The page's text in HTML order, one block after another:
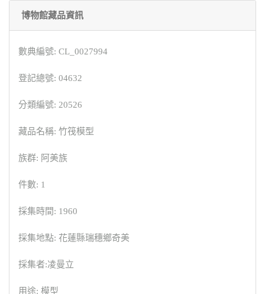
博物館藏品資訊
數典編號: CL_0027994
登記總號: 04632
分類編號: 20526
藏品名稱: 竹筏模型
族群: 阿美族
件數: 1
採集時間: 1960
採集地點: 花蓮縣瑞穗鄉奇美
採集者:凌曼立
用途: 模型